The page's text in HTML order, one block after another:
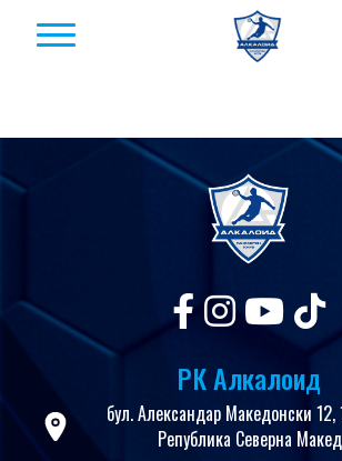
РК Алкалоид
бул. Александар Македонски 12,
Република Северна